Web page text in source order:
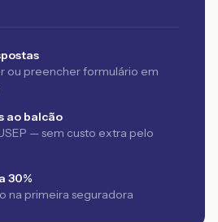
ou preencher formulário em
ao balcão
— sem custo extra pelo
30%
na primeira seguradora